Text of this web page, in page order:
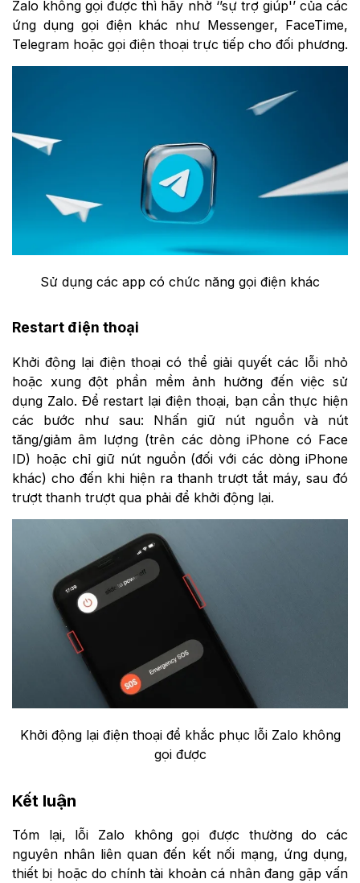
Zalo không gọi được thì hãy nhờ ‘’sự trợ giúp'’ của các
ứng dụng gọi điện khác như Messenger, FaceTime,
Telegram hoặc gọi điện thoại trực tiếp cho đối phương.
Sử dụng các app có chức năng gọi điện khác
Restart điện thoại
Khởi động lại điện thoại có thể giải quyết các lỗi nhỏ
hoặc xung đột phần mềm ảnh hưởng đến việc sử
dụng Zalo. Để restart lại điện thoại, bạn cần thực hiện
các bước như sau: Nhấn giữ nút nguồn và nút
tăng/giảm âm lượng (trên các dòng iPhone có Face
ID) hoặc chỉ giữ nút nguồn (đối với các dòng iPhone
khác) cho đến khi hiện ra thanh trượt tắt máy, sau đó
trượt thanh trượt qua phải để khởi động lại.
Khởi động lại điện thoại để khắc phục lỗi Zalo không
gọi được
Kết luận
Tóm lại, lỗi Zalo không gọi được thường do các
nguyên nhân liên quan đến kết nối mạng, ứng dụng,
thiết bị hoặc do chính tài khoản cá nhân đang gặp vấn